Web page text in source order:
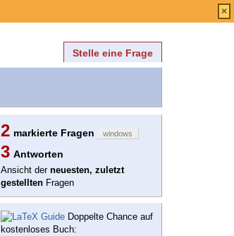
Stelle eine Frage
2 markierte Fragen windows
3 Antworten
Ansicht der neuesten, zuletzt
gestellten Fragen
Doppelte Chance auf
kostenloses Buch:
×